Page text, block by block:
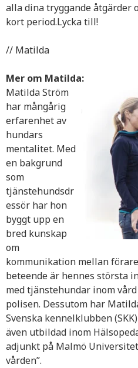
alla dina tryggande åtgärder
kort period.Lycka till!
// Matilda
Mer om Matilda:
Matilda Ström
har mångårig
erfarenhet av
hundars
mentalitet. Med
en bakgrund
som
tjänstehundsdr
essör har hon
byggt upp en
bred kunskap
om
kommunikation mellan
beteende är hennes största
med tjänstehundar inom
polisen. Dessutom har
Svenska kennelklubben
även utbildad inom
adjunkt på Malmö
vården”.